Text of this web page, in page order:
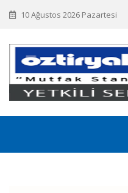
10 Ağustos 2026 Pazartesi